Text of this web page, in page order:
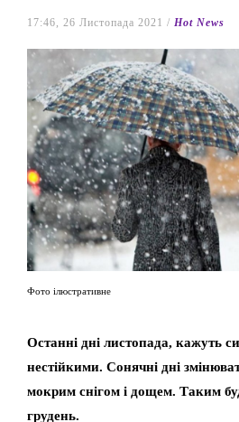
17:46, 26 Листопада 2021 / Hot News
Фото ілюстративне
Останні дні листопада, кажуть
нестійкими. Сонячні дні
мокрим снігом і дощем. Таким
грудень.